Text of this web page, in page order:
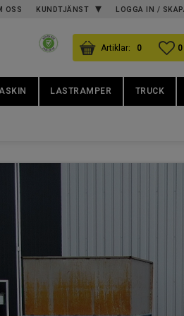
OSS KUNDTJÄNST LOGGA IN /
0
KUNDVAGN
ANTAL PRODUKTER:
0
LASTRAMPER TRUCK